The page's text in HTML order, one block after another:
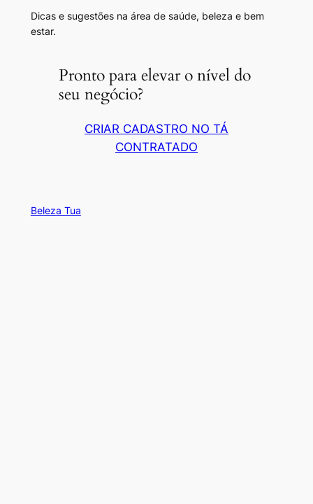
Dicas e sugestões na área de saúde, beleza e bem
estar.
Pronto para elevar o nível do
seu negócio?
CRIAR CADASTRO NO TÁ
CONTRATADO
Beleza Tua